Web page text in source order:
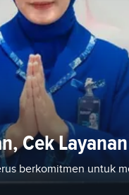
Cek
berkomitmen untuk